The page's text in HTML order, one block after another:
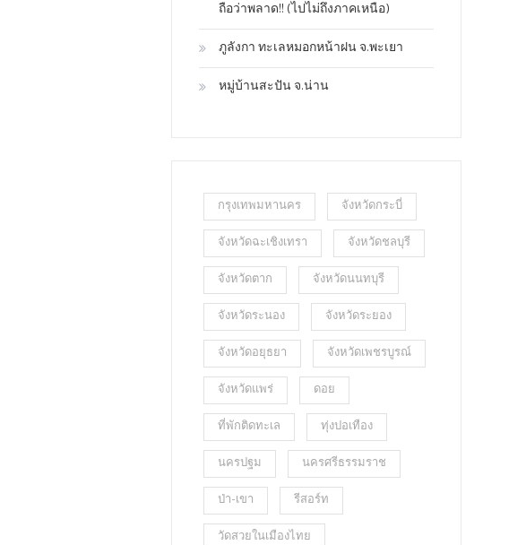
ถือว่าพลาด!! (ไปไม่ถึงภาคเหนือ)
ภูลังกา ทะเลหมอกหน้าฝน จ.พะเยา
หมู่บ้านสะปัน จ.น่าน
กรุงเทพมหานคร จังหวัดกระบี่
จังหวัดฉะเชิงเทรา จังหวัดชลบุรี
จังหวัดตาก จังหวัดนนทบุรี
จังหวัดระนอง จังหวัดระยอง
จังหวัดอยุธยา จังหวัดเพชรบูรณ์
จังหวัดแพร่ ดอย
ที่พักติดทะเล ทุ่งปอเทือง
นครปฐม นครศรีธรรมราช
ป่า-เขา รีสอร์ท
วัดสวยในเมืองไทย